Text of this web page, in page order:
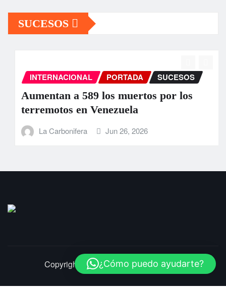
SUCESOS
INTERNACIONAL PORTADA SUCESOS
Aumentan a 589 los muertos por los
terremotos en Venezuela
La Carbonifera Jun 26, 2026
Copyright © 2025 | LaCarbonifera.com
¿Cómo puedo ayudarte?